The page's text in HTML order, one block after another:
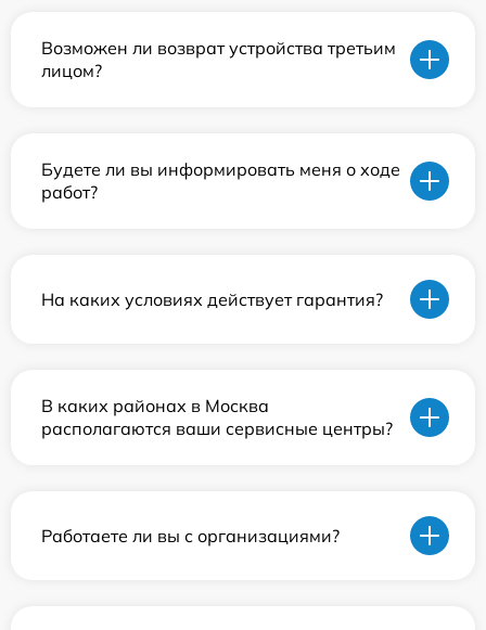
Возможен ли возврат устройства третьим
лицом?
Будете ли вы информировать меня о ходе
работ?
На каких условиях действует гарантия?
В каких районах в Москва
располагаются ваши сервисные центры?
Работаете ли вы с организациями?